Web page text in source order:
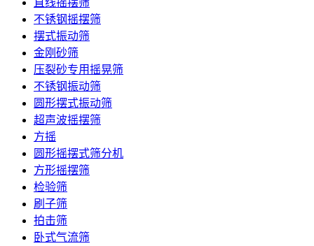
直线摇摆筛
不锈钢摇摆筛
摆式振动筛
金刚砂筛
压裂砂专用摇晃筛
不锈钢振动筛
圆形摆式振动筛
超声波摇摆筛
方摇
圆形摇摆式筛分机
方形摇摆筛
检验筛
刷子筛
拍击筛
卧式气流筛